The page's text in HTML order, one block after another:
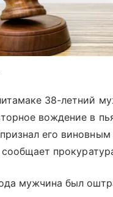
38-летний
вождение в
его виновным
мужчина был